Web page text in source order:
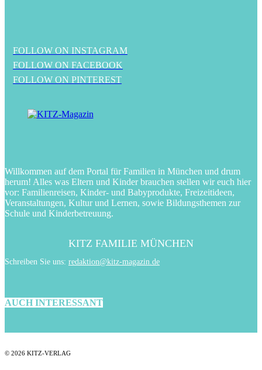
FOLLOW ON INSTAGRAM
FOLLOW ON FACEBOOK
FOLLOW ON PINTEREST
Willkommen auf dem Portal für Familien in München und drum
herum! Alles was Eltern und Kinder brauchen stellen wir euch hier
vor: Familienreisen, Kinder- und Babyprodukte, Freizeitideen,
Veranstaltungen, Kultur und Lernen, sowie Bildungsthemen zur
Schule und Kinderbetreuung.
KITZ FAMILIE MÜNCHEN
Schreiben Sie uns: redaktion@kitz-magazin.de
AUCH INTERESSANT
© 2026 KITZ-VERLAG